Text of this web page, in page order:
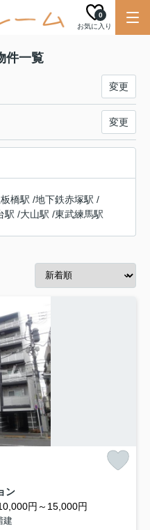
お気に入り
0
件一覧
変更
変更
板橋駅 /地下鉄赤塚駅 /
駅 /大山駅 /東武練馬駅
ン
円～15,000円
建